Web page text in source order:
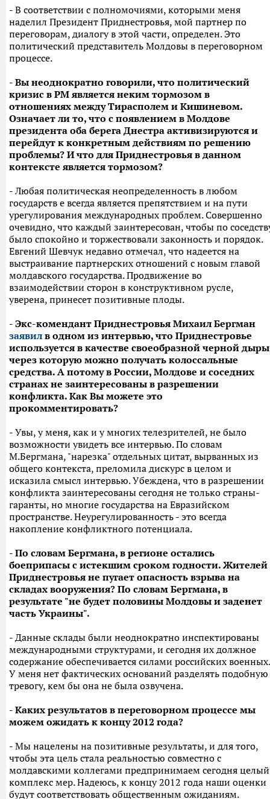
- В соответствии с полномочиями, которыми меня
наделил Президент Приднестровья, мой партнер по
переговорам, диалогу в этой части, определен. Это
политический представитель Молдовы в переговорном
процессе.
- Вы неоднократно говорили, что политический
кризис в РМ является неким тормозом в
отношениях между Тирасполем и Кишиневом.
Означает ли то, что с появлением в Молдове
президента оба берега Днестра активизируются и
перейдут к конкретным действиям по решению
проблемы? И что для Приднестровья в данном
контексте является тормозом?
- Любая политическая неопределенность в любом
государств е всегда является препятствием и на пути
урегулирования международных проблем. Совершенно
очевидно, что каждый заинтересован, чтобы по
было спокойно и торжествовали законность и порядок.
Евгений Шевчук недавно отмечал, что надеется на
выстраивание партнерских отношений с новым главой
молдавского государства. Продвижение во
взаимодействии сторон в конструктивном русле,
уверена, принесет позитивные плоды.
- Экс-комендант Приднестровья Михаил Бергман
заявил в одном из интервью, что Приднестровье
используется в качестве своеобразной черной
через которую можно получать колоссальные
средства. А потому в России, Молдове и соседних
странах не заинтересованы в разрешении
конфликта. Как Вы можете это
прокомментировать?
- Увы, у меня, как и у многих телезрителей, не было
возможности увидеть все интервью. По словам
М.Бергмана, "нарезка" отдельных цитат, вырванных из
общего контекста, преломила дискурс в целом и
исказила смысл интервью. Убеждена, что в разрешении
конфликта заинтересованы сегодня не только страны-
гаранты, но многие государства на Евразийском
пространстве. Неурегулированность - это всегда
накопление конфликтного потенциала.
- По словам Бергмана, в регионе остались
боеприпасы с истекшим сроком годности. Жителей
Приднестровья не пугает опасность взрыва на
складах вооружения? По словам Бергмана, в
результате "не будет половины Молдовы и заденет
часть Украины".
- Данные склады были неоднократно инспектированы
международными структурами, и сегодня их должное
содержание обеспечивается силами российских военных.
У меня нет фактических оснований разделять подобную
тревогу, кем бы она не была озвучена.
- Каких результатов в переговорном процессе мы
можем ожидать к концу 2012 года?
- Мы нацелены на позитивные результаты, и для того,
чтобы эта цель стала реальностью совместно с
молдавскими коллегами предпринимаем сегодня целый
комплекс мер. Надеюсь, к концу 2012 года наши оценки
будут соответствовать общественным ожиданиям.